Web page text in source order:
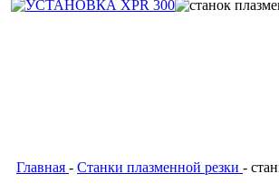
Главная - Станки плазменной резки -